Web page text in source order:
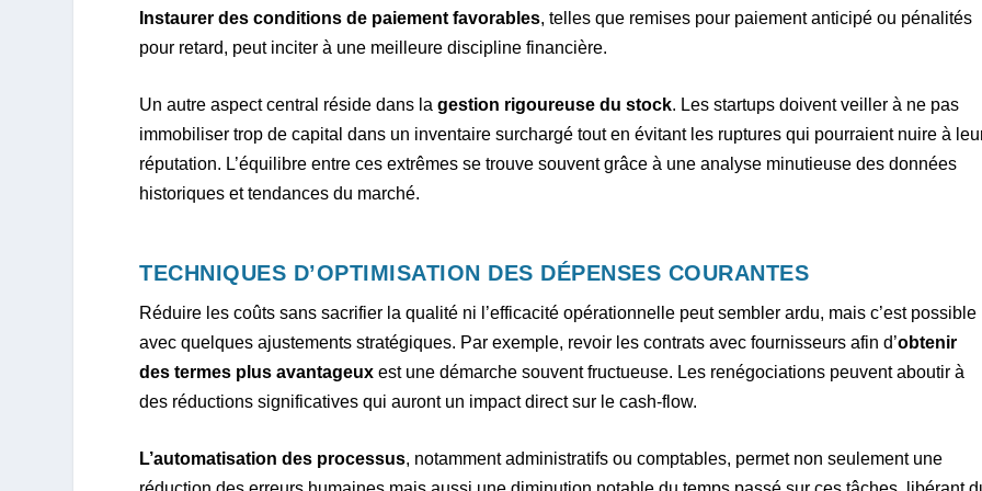
Instaurer des conditions de paiement favorables, telles que remises pour paiement anticipé ou pénalités
pour retard, peut inciter à une meilleure discipline financière.
Un autre aspect central réside dans lagestion rigoureuse du stock. Les startups doivent veiller à ne pas
immobiliser trop de capital dans un inventaire surchargé tout en évitant les ruptures qui pourraient nuire à
réputation. L’équilibre entre ces extrêmes se trouve souvent grâce à une analyse minutieuse des données
historiques et tendances du marché.
TECHNIQUES D’OPTIMISATION DES DÉPENSES COURANTES
Réduire les coûts sans sacrifier la qualité ni l’efficacité opérationnelle peut sembler ardu, mais c’est possible
avec quelques ajustements stratégiques. Par exemple, revoir les contrats avec fournisseurs afin d’obtenir
des termes plus avantageux est une démarche souvent fructueuse. Les renégociations peuvent aboutir à
des réductions significatives qui auront un impact direct sur le cash-flow.
L’automatisation des processus, notamment administratifs ou comptables, permet non seulement une